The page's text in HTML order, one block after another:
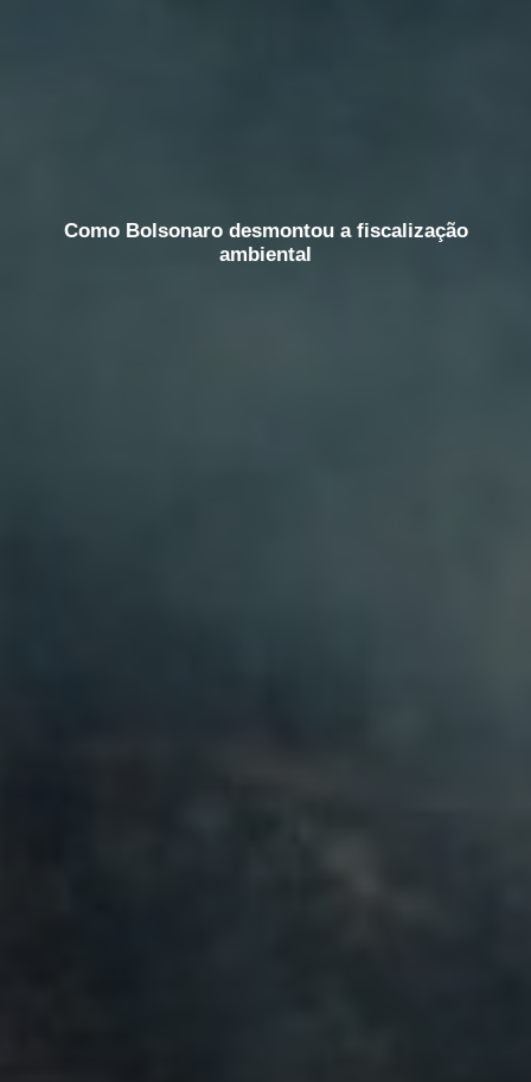
Como Bolsonaro desmontou a fiscalização
ambiental